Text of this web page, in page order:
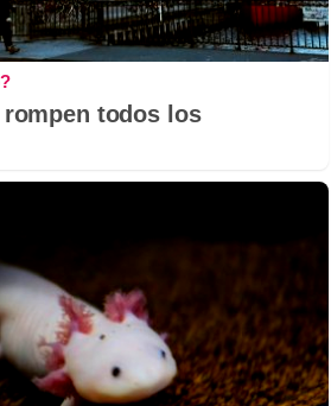
todos los